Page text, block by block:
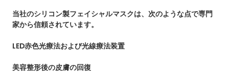
当社のシリコン製フェイシャルマスクは、次のような点で専門
家から信頼されています。
LED赤色光療法および光線療法装置
美容整形後の皮膚の回復